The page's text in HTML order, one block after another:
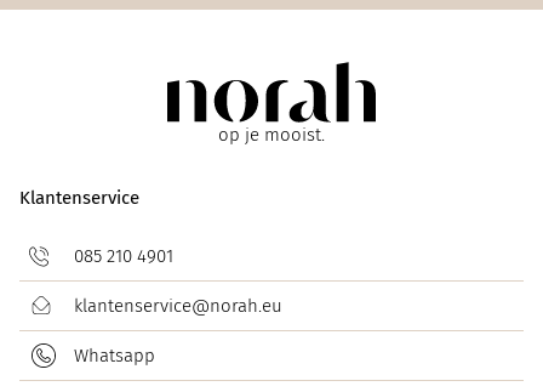
op je mooist.
Klantenservice
085 210 4901
klantenservice@norah.eu
Whatsapp